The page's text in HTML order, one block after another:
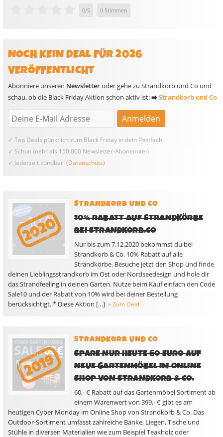
0/5 0 Stimmen
NOCH KEIN DEAL FÜR 2026
VERÖFFENTLICHT
Abonniere unseren Newsletteroder gehe zu Strandkorb und Co und
schau, ob die Black Friday Aktion schon aktiv ist:➡️Strandkorb und Co
✓ Top Deals pünktlich zum Black Friday in dein Postfach
✓ Schon mehr als 150.000 Newsletter-Abonennten
✓ Jederzeit kündbar! (Datenschutz)
STRANDKORB UND CO
10% RABATT AUF STRANDKÖRBE
BEI STRANDKORB.CO
Nur bis zum 7.12.2020 bekommst du bei
Strandkorb & Co. 10% Rabatt auf alle
Strandkörbe. Besuche jetzt den Shop und finde
deinen Lieblingsstrandkorb im Ost oder Nordseedesign und hole dir
das Strandfeeling in deinen Garten. Nutze beim Kauf einfach den Code
Sale10 und der Rabatt von 10% wird bei deiner Bestellung
berücksichtigt. * Diese Aktion […] » Zum Deal
STRANDKORB UND CO
SPARE NUR HEUTE 60 EURO AUF
NEUE GARTENMÖBEL IM ONLINE
SHOP VON STRANDKORB & CO.
60,- € Rabatt auf das Gartenmöbel Sortiment ab
einem Warenwert von 399,- € gibt es am
heutigen Cyber Monday im Online Shop von Strandkorb & Co. Das
Outdoor-Sortiment umfasst zahlreiche Bänke, Liegen, Tische und
Stühle in diversen Materialien wie zum Beispiel Teakholz oder